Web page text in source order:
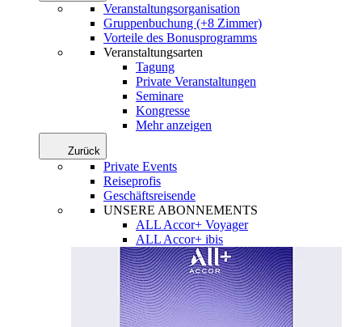
Veranstaltungsorganisation
Gruppenbuchung (+8 Zimmer)
Vorteile des Bonusprogramms
Veranstaltungsarten
Tagung
Private Veranstaltungen
Seminare
Kongresse
Mehr anzeigen
Zurück
Private Events
Reiseprofis
Geschäftsreisende
UNSERE ABONNEMENTS
ALL Accor+ Voyager
ALL Accor+ ibis